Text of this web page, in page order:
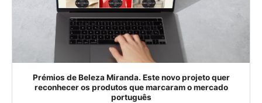
Prémios de Beleza Miranda. Este novo projeto quer
reconhecer os produtos que marcaram o mercado
português